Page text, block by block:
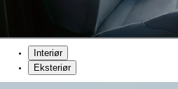
Interiør
Eksteriør